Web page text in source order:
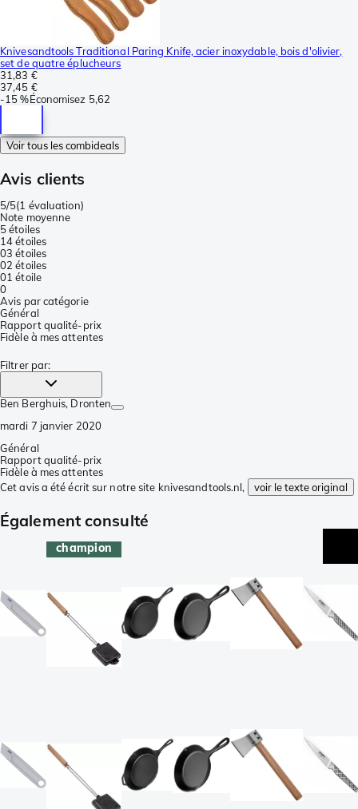
Knivesandtools Traditional Paring Knife, acier inoxydable, bois d'olivier,
set de quatre éplucheurs
31,83 €
37,45 €
-15 %Économisez 5,62
Voir tous les combideals
Avis clients
5/5(1 évaluation)
Note moyenne
5 étoiles
14 étoiles
03 étoiles
02 étoiles
01 étoile
0
Avis par catégorie
Général
Rapport qualité-prix
Fidèle à mes attentes
Filtrer par:
Ben Berghuis, Dronten
mardi 7 janvier 2020
Général
Rapport qualité-prix
Fidèle à mes attentes
Cet avis a été écrit sur notre site knivesandtools.nl,
voir le texte original
Également consulté
champion